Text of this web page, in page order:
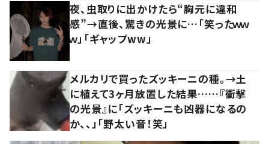
夜、虫取りに出かけたら“胸元に違和
感”→直後、驚きの光景に…「笑ったｗｗ
ｗ」「ギャップww」
メルカリで買ったズッキーニの種。→土
に植えて3ヶ月放置した結果……『衝撃
の光景』に「ズッキーニも凶器になるの
か、、」「野太い音！笑」